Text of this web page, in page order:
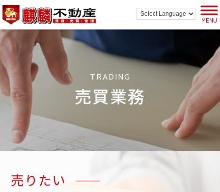
MENU
TRADING
売買業務
売りたい